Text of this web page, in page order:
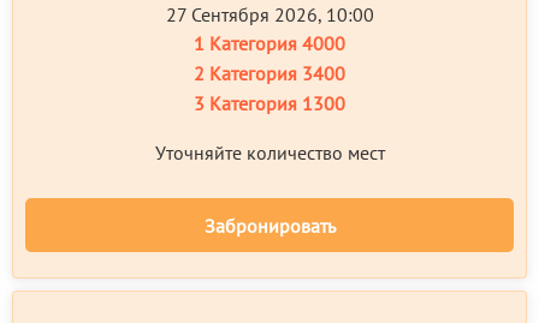
27 Сентября 2026, 10:00
1 Категория 4000
2 Категория 3400
3 Категория 1300
Уточняйте количество мест
Забронировать